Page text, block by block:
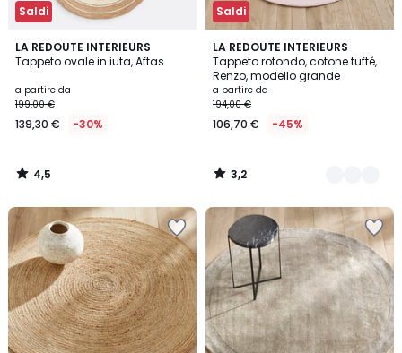
Saldi
LA REDOUTE INTERIEURS
Tappeto ovale in iuta, Aftas
a partire da
199,00 €
139,30 € -30%
4,5
/ 5
4,5
/
Saldi
LA REDOUTE INTERIEURS
Tappeto rotondo, cotone tufté,
Renzo, modello grande
a partire da
194,00 €
106,70 € -45%
3,2
/ 5
2
Colori
3,2
/